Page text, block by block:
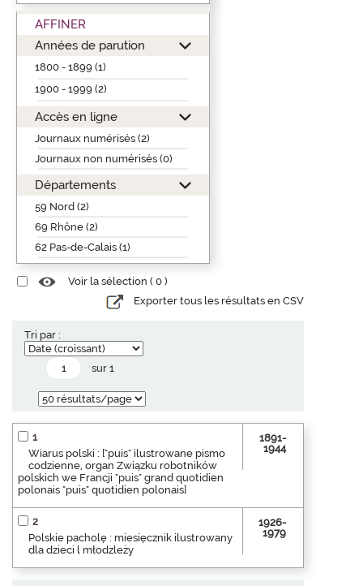
AFFINER
Années de parution
1800 - 1899 (1)
1900 - 1999 (2)
Accès en ligne
Journaux numérisés (2)
Journaux non numérisés (0)
Départements
59 Nord (2)
69 Rhône (2)
62 Pas-de-Calais (1)
Voir la sélection ( 0 )
Exporter tous les résultats en CSV
Tri par :
sur 1
1
Wiarus polski : ["puis" ilustrowane pismo
codzienne, organ Związku robotników
polskich we Francji "puis" grand quotidien
polonais "puis" quotidien polonais]
1891-
1944
2
Polskie pacholę : miesięcznik ilustrowany
dla dzieci l młodzleży
1926-
1979